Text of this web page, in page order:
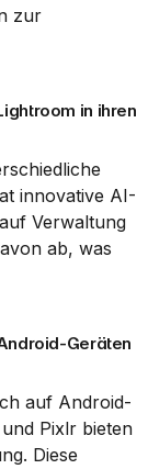
zur
in ihren
innovative AI-
Verwaltung
ab, was
Geräten
auf Android-
Pixlr bieten
Diese